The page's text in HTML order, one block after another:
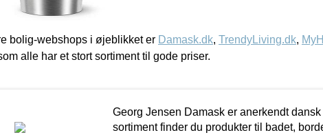
bolig-webshops i øjeblikket er Damask.dk, TrendyLiving.dk,
alle har et stort sortiment til gode priser.
Georg Jensen Damask er anerkendt
sortiment finder du produkter til badet,